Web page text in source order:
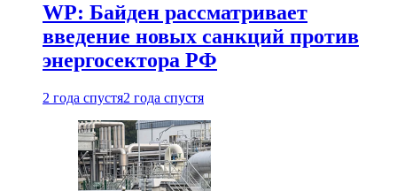
WP: Байден рассматривает
введение новых санкций против
энергосектора РФ
2 года спустя2 года спустя